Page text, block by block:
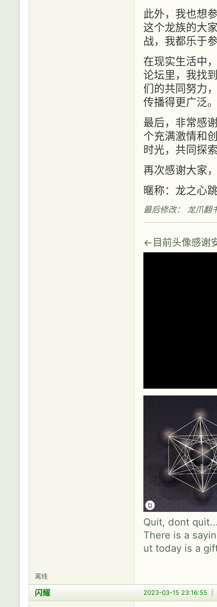
此外，我也想
这个龙族的大
战，我都乐于
在现实生活中
论坛里，我找
们的共同努力
传播得更广泛
最后，非常感
个充满激情和
时光，共同探
再次感谢大家
暱称：龙之心
最后修改： 龙爪
←目前头像感谢
Quit, dont
There is a
ut today is a
离线
2023-03-15 23:16:55
闪耀